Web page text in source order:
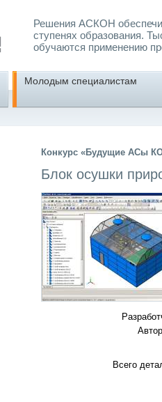
Решения АСКОН
ступенях образования.
обучаются применению
Молодым специалистам
Конкурс «Будущие АСы
Блок осушки
Всего